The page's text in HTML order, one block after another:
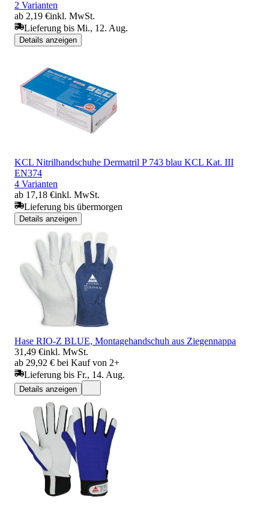
2 Varianten
ab 2,19 €inkl. MwSt.
Lieferung bis Mi., 12. Aug.
Details anzeigen
KCL Nitrilhandschuhe Dermatril P 743 blau KCL Kat. III
EN374
4 Varianten
ab 17,18 €inkl. MwSt.
Lieferung bis übermorgen
Details anzeigen
Hase RIO-Z BLUE, Montagehandschuh aus Ziegennappa
31,49 €inkl. MwSt.
ab 29,92 € bei Kauf von 2+
Lieferung bis Fr., 14. Aug.
Details anzeigen